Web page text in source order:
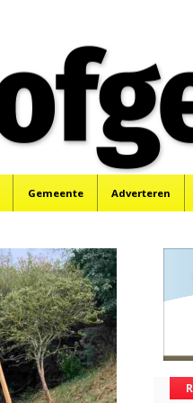
Gemeente Adverteren